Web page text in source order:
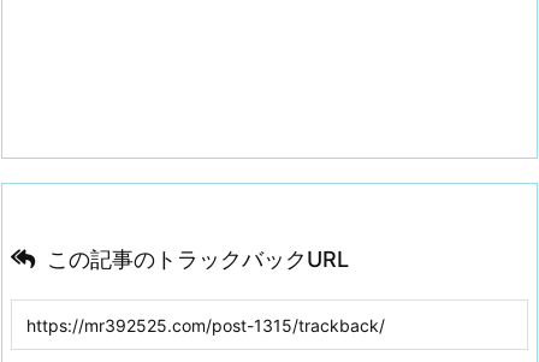
この記事のトラックバックURL